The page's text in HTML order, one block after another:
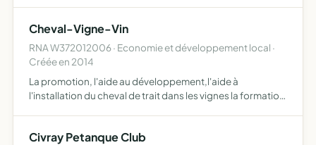
Cheval-Vigne-Vin
RNA W372012006 · Economie et développement local ·
Créée en 2014
La promotion, l'aide au développement,l'aide à
l'installation du cheval de trait dans les vignes la formation
Civray Petanque Club